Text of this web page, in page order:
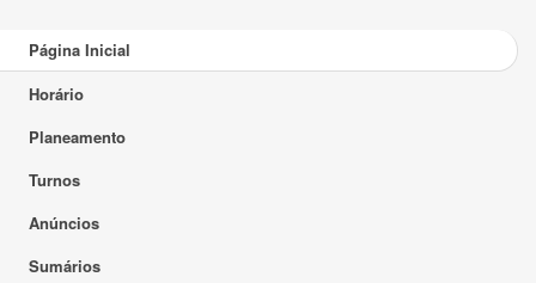
Página Inicial
Horário
Planeamento
Turnos
Anúncios
Sumários